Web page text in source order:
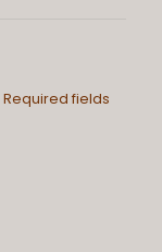
Required fields